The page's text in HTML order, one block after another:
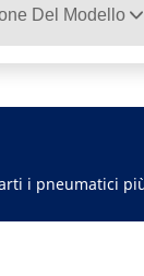
Del Modello
i pneumatici